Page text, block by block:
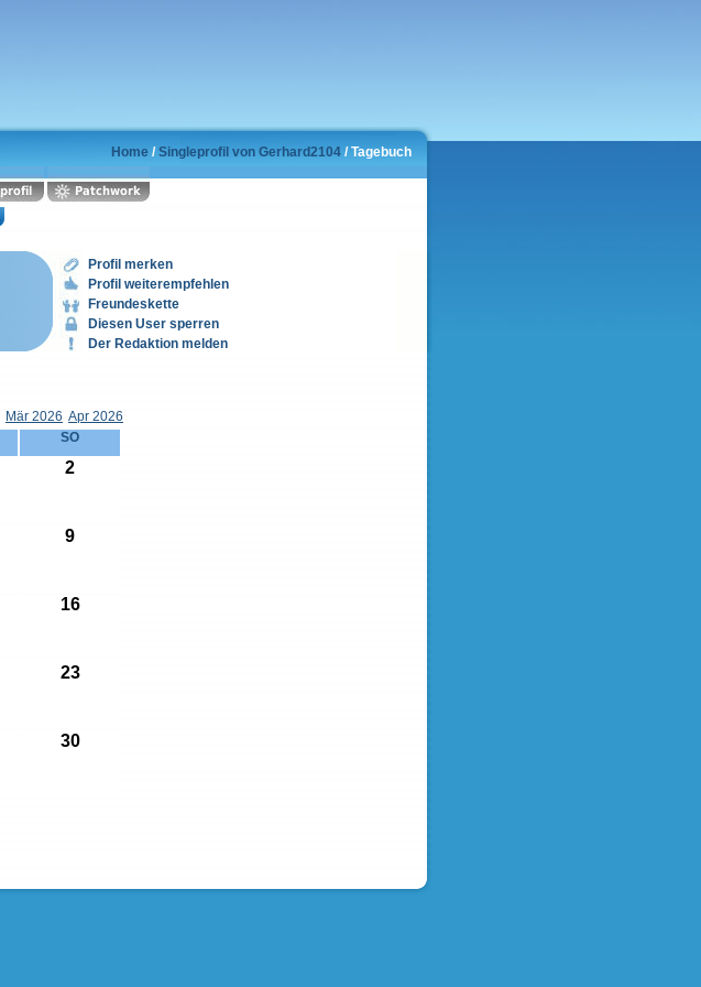
Home / Singleprofil von Gerhard2104 / Tagebuch
Profil merken
Profil weiterempfehlen
Freundeskette
Diesen User sperren
Der Redaktion melden
Mär 2026 Apr 2026
SO
2
9
16
23
30